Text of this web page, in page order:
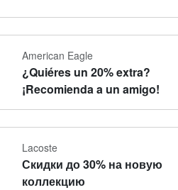
American Eagle
¿Quiéres un 20% extra?
¡Recomienda a un amigo!
Lacoste
Скидки до 30% на новую
коллекцию